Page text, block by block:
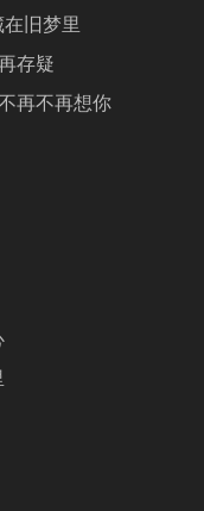
旧梦里
存疑
再不再想你